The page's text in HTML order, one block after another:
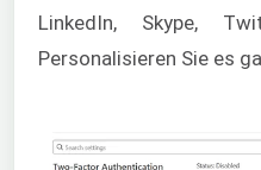
LinkedIn, Skype,
Personalisieren Sie es